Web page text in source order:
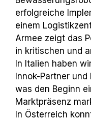
erfolgreiche
einem
Armee zeigt das
in kritischen und
In Italien haben
Innok-Partner
was den Beginn
Marktpräsenz
In Österreich